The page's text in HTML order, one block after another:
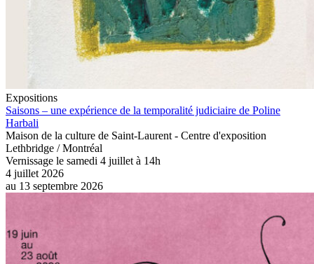
Expositions
Saisons – une expérience de la temporalité judiciaire de Poline
Harbali
Maison de la culture de Saint-Laurent - Centre d'exposition
Lethbridge / Montréal
Vernissage le samedi 4 juillet à 14h
4 juillet 2026
au 13 septembre 2026